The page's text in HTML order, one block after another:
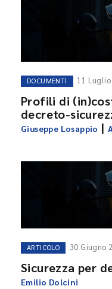
DOCUMENTI 11 Luglio
Profili di
decreto-
Giuseppe Losappio |
ARTICOLO 30 Giugno
Sicurezza per
Emilio Dolcini